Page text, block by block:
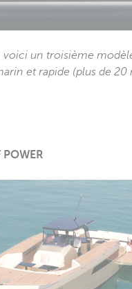
voici un troisième
et rapide (plus de
POWER